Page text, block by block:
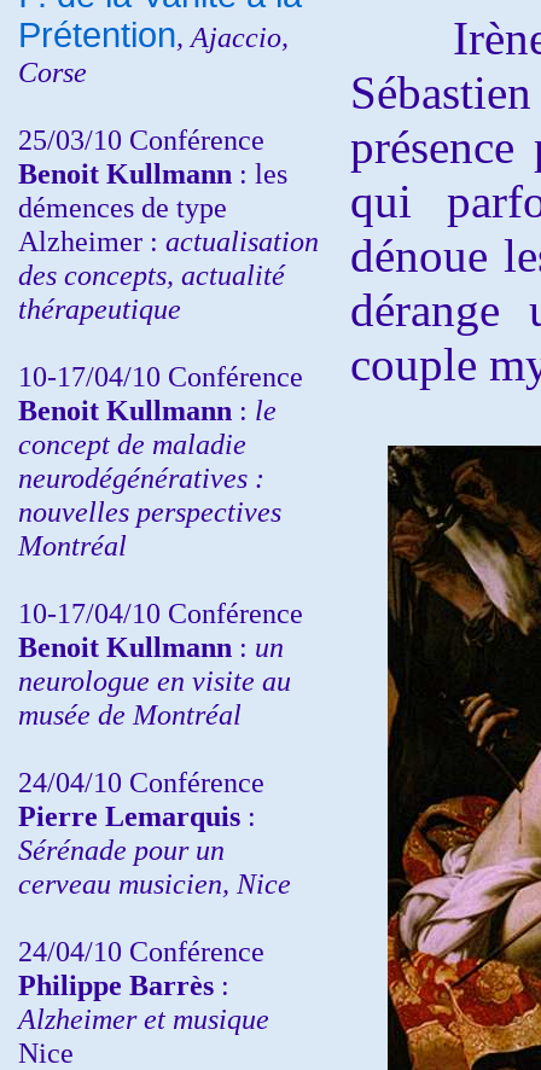
Prétention, Ajaccio,
Corse
25/03/10 Conférence
Benoit Kullmann : les
démences de type
Alzheimer : actualisation
des concepts, actualité
thérapeutique
10-17/04/10 Conférence
Benoit Kullmann : le
concept de maladie
neurodégénératives :
nouvelles perspectives
Montréal
10-17/04/10 Conférence
Benoit Kullmann : un
neurologue en visite au
musée de Montréal
24/04/10 Conférence
Pierre Lemarquis :
Sérénade pour un
cerveau musicien, Nice
24/04/10 Conférence
Philippe Barrès :
Alzheimer et musique
Nice
Irène
qui
dénoue
couple